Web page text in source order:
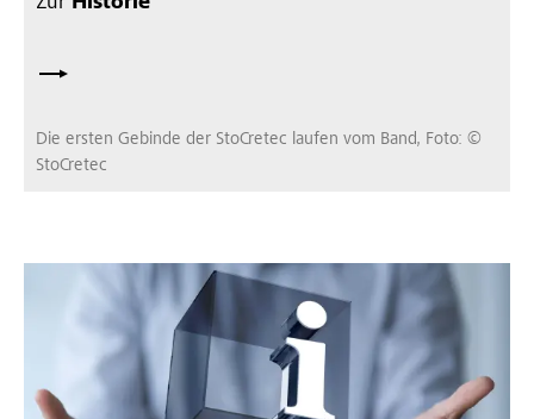
Die ersten Gebinde der StoCretec laufen vom Band, Foto: ©
StoCretec